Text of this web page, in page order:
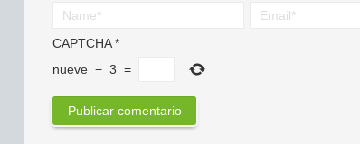
CAPTCHA*
nueve − 3 =